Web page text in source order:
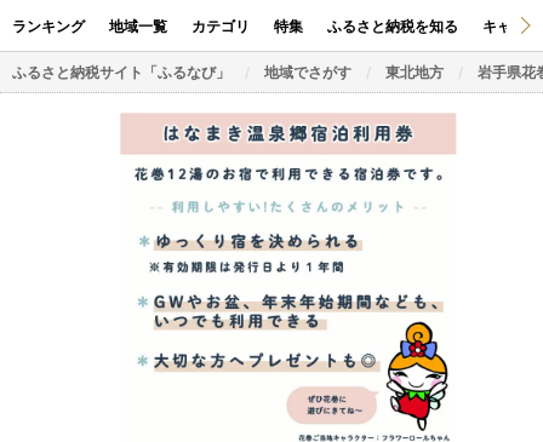
ランキング 地域一覧 カテゴリ 特集 ふるさと納税を知る キャン
ふるさと納税サイト「ふるなび」 地域でさがす 東北地方 岩手県花